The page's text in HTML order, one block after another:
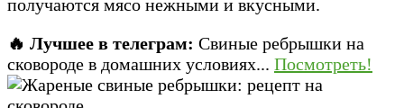
получаются мясо нежными и вкусными.
🔥 Лучшее в телеграм: Свиные ребрышки на
сковороде в домашних условиях... Посмотреть!